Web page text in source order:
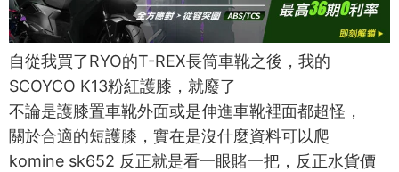
自從我買了RYO的T-REX長筒車靴之後，我的
SCOYCO K13粉紅護膝，就廢了
不論是護膝置車靴外面或是伸進車靴裡面都超怪，
關於合適的短護膝，實在是沒什麼資料可以爬
komine sk652 反正就是看一眼賭一把，反正水貨價